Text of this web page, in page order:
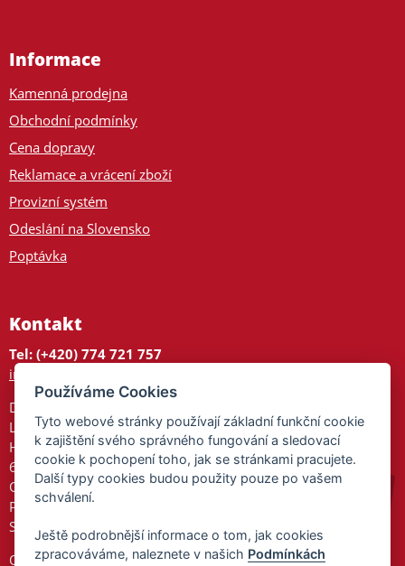
Informace
Kamenná prodejna
Obchodní podmínky
Cena dopravy
Reklamace a vrácení zboží
Provizní systém
Odeslání na Slovensko
Poptávka
Kontakt
Tel: (+420) 774 721 757
info@tajnedarky.cz
Dárkové centrum
Legionářů 2
Hodonín
695 01
Otevřeno:
Po-Pá 9-17
So 9-11:30
Ochrana osobních údajů
Používáme Cookies
Tyto webové stránky používají základní funkční cookie
k zajištění svého správného fungování a sledovací
cookie k pochopení toho, jak se stránkami pracujete.
Další typy cookies budou použity pouze po vašem
schválení.
Ještě podrobnější informace o tom, jak cookies
zpracováváme, naleznete v našich Podmínkách